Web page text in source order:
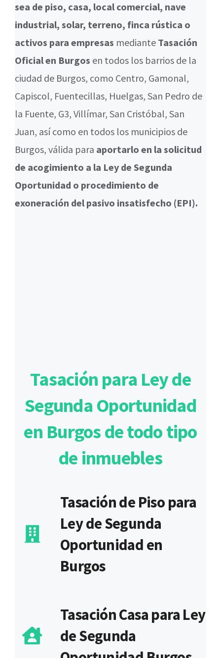
sea de piso, casa, local comercial, nave
industrial, solar, terreno, finca rústica o
activos para empresas mediante Tasación
Oficial en Burgos en todos los barrios de la
ciudad de Burgos, como Centro, Gamonal,
Capiscol, Fuentecillas, Huelgas, San Pedro de
la Fuente, G3, Villímar, San Cristóbal, San
Juan, así como en todos los municipios de
Burgos, válida para aportarlo en la solicitud
de acogimiento a la Ley de Segunda
Oportunidad o procedimiento de
exoneración del pasivo insatisfecho (EPI).
Tasación para Ley de
Segunda Oportunidad
en Burgos de todo tipo
de inmuebles
Tasación de Piso para
Ley de Segunda
Oportunidad en
Burgos
Tasación Casa para Ley
de Segunda